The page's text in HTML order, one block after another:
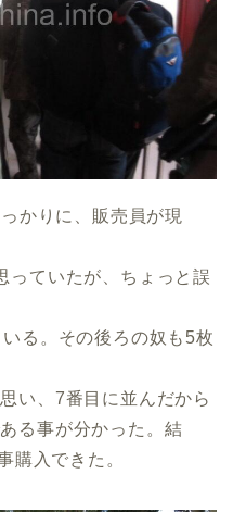
かりに、販売員が現
っていたが、ちょっと誤
る。その後ろの奴も5枚
い、7番目に並んだから
る事が分かった。結
購入できた。